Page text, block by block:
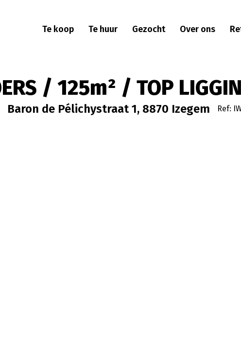
Te koop Te huur Gezocht Over ons
/ 125m² / TOP
Baron de Pélichystraat 1, 8870 Izegem Ref: